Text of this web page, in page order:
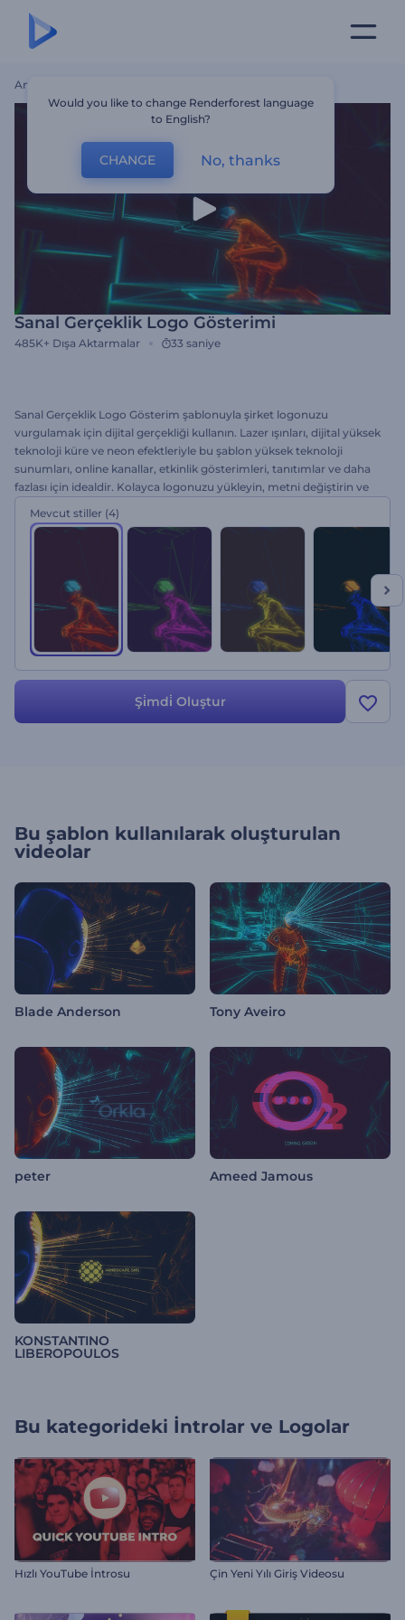
Ana Sayfa
Sanal Gerçeklik Logo Gösterimi
485K+ Dışa Aktarmalar 33 saniye
Sanal Gerçeklik Logo Gösterim şablonuyla şirket logonuzu
vurgulamak için dijital gerçekliği kullanın. Lazer ışınları, dijital yüksek
teknoloji küre ve neon efektleriyle bu şablon yüksek teknoloji
sunumları, online kanallar, etkinlik gösterimleri, tanıtımlar ve daha
fazlası için idealdir. Kolayca logonuzu yükleyin, metni değiştirin ve
Mevcut stiller (4)
Şi̇mdi̇ Oluştur
Bu şablon kullanılarak oluşturulan
videolar
Blade Anderson Tony Aveiro
peter Ameed Jamous
KONSTANTINO
LIBEROPOULOS
Bu kategorideki İntrolar ve Logolar
Hızlı YouTube İntrosu Çin Yeni Yılı Giriş Videosu
Would you like to change Renderforest language
to English?
CHANGE No, thanks